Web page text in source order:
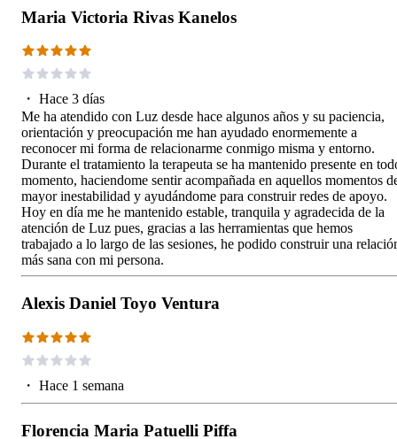
Maria Victoria Rivas Kanelos
・ Hace 3 días
Me ha atendido con Luz desde hace algunos años y su paciencia,
orientación y preocupación me han ayudado enormemente a
reconocer mi forma de relacionarme conmigo misma y entorno.
Durante el tratamiento la terapeuta se ha mantenido presente en
momento, haciendome sentir acompañada en aquellos momentos
mayor inestabilidad y ayudándome para construir redes de apoyo.
Hoy en día me he mantenido estable, tranquila y agradecida de la
atención de Luz pues, gracias a las herramientas que hemos
trabajado a lo largo de las sesiones, he podido construir una
más sana con mi persona.
Alexis Daniel Toyo Ventura
・ Hace 1 semana
Florencia Maria Patuelli Piffa